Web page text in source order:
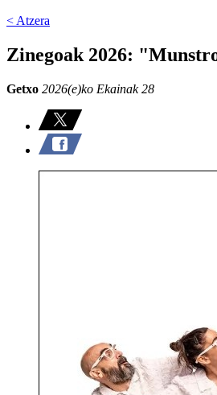
< Atzera
Zinegoak 2026:
Getxo 2026(e)ko Ekainak 28